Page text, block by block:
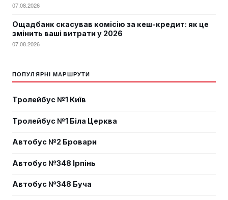
07.08.2026
Ощадбанк скасував комісію за кеш-кредит: як це
змінить ваші витрати у 2026
07.08.2026
ПОПУЛЯРНІ МАРШРУТИ
Тролейбус №1 Київ
Тролейбус №1 Біла Церква
Автобус №2 Бровари
Автобус №348 Ірпінь
Автобус №348 Буча